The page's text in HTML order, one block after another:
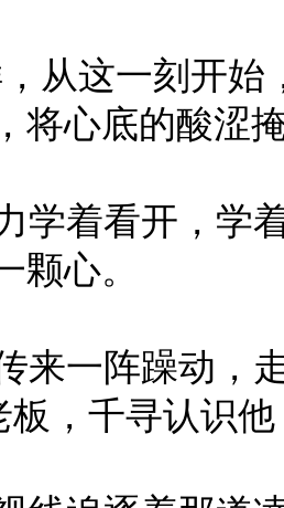
从这一刻开始
将心底的酸涩
学着看开，学
颗心。
来一阵躁动，
板，千寻认识